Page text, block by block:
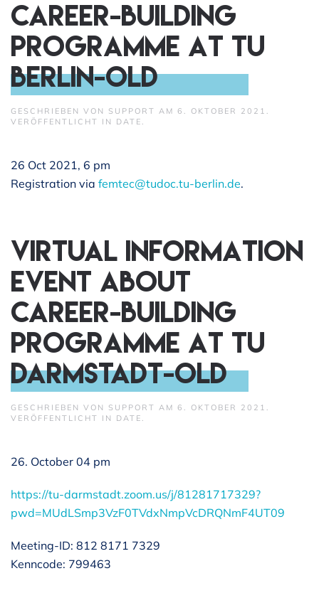
Career-Building
Programme at TU
Berlin-old
GESCHRIEBEN VON SUPPORT AM 6. OKTOBER 2021 .
VERÖFFENTLICHT IN DATE.
26 Oct 2021, 6 pm
Registration via femtec@tudoc.tu-berlin.de.
Virtual information
event about
Career-Building
Programme at TU
Darmstadt-old
GESCHRIEBEN VON SUPPORT AM 6. OKTOBER 2021 .
VERÖFFENTLICHT IN DATE.
26. October 04 pm
https://tu-darmstadt.zoom.us/j/81281717329?
pwd=MUdLSmp3VzF0TVdxNmpVcDRQNmF4UT09
Meeting-ID: 812 8171 7329
Kenncode: 799463